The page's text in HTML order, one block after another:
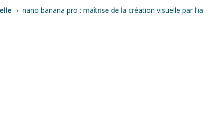
› nano banana pro : maîtrise de la création visuelle par l'ia